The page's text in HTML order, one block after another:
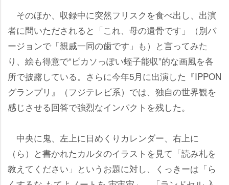
そのほか、収録中に突然フリスクを食べ出し、出演
者に問いただされると「これ、母の遺骨です」（別バ
ージョンで「親戚一同の歯です」も）と言ってみた
り、絵も得意で“ピカソっぽい蛭子能収”的な画風を各
所で披露している。さらに今年5月に出演した『IPPON
グランプリ』（フジテレビ系）では、独自の世界観を
感じさせる回答で強烈なインパクトを残した。
中央に鬼、左上に日めくりカレンダー、右上に
（ら）と書かれたカルタのイラストを見て「読み札を
教えてください」というお題に対し、くっきーは「ら